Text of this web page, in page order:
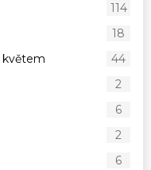
114
18
květem
44
2
6
2
6